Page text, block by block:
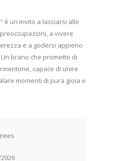
è un invito a lasciarsi alle
a vivere
e a godersi appieno
Un brano che promette di
capace di unire
momenti di pura gioia e